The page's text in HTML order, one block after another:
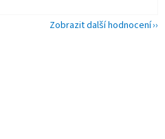
Zobrazit další hodnocení